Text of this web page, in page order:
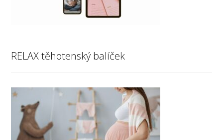
RELAX těhotenský balíček